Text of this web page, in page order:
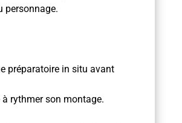
personnage.
préparatoire in situ avant
rythmer son montage.